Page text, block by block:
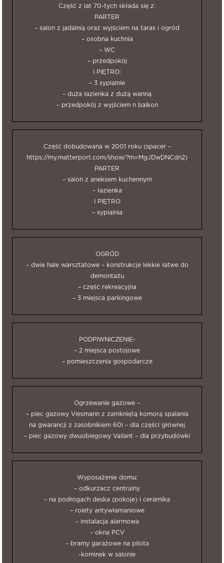
Część z lat 70-tych składa się z:
PARTER
– salon z jadalnią oraz wyjściem na taras i ogród
– osobna kuchnia
– WC
– przedpokój
I PIĘTRO:
– 3 sypialnie
– duża łazienka z dużą wanną
– przedpokój z wyjściem n balkon
Część dobudowana w 2001 roku (spacer –
https://my.matterport.com/show/?m=MgJDwDNCdn2)
PARTER
– salon z aneksem kuchennym
– łazienka
I PIĘTRO
– sypialnia
OGRÓD
– dwie hale warsztatowe – konstrukcje lekkie łatwe do
demontażu
– część rekreacyjna
– 3 miejsca parkingowe
PODPIWNICZENIE-
– 2 miejsca postojowe
– pomieszczenia gospodarcze
Ogrzewanie gazowe –
– piec gazowy Viesmann z zamkniętą komorą spalania
na gwarancji z zasobnikiem 60l – dla części głównej
– piec gazowy dwuobiegowy Vailant – dla przybudówki
Wyposażenie domu:
– odkurzacz centralny
– na podłogach deska (pokoje) i ceramika
– rolety antywłamaniowe
– instalacja alarmowa
– okna PCV
– bramy garażowe na pilota
-kominek w salonie